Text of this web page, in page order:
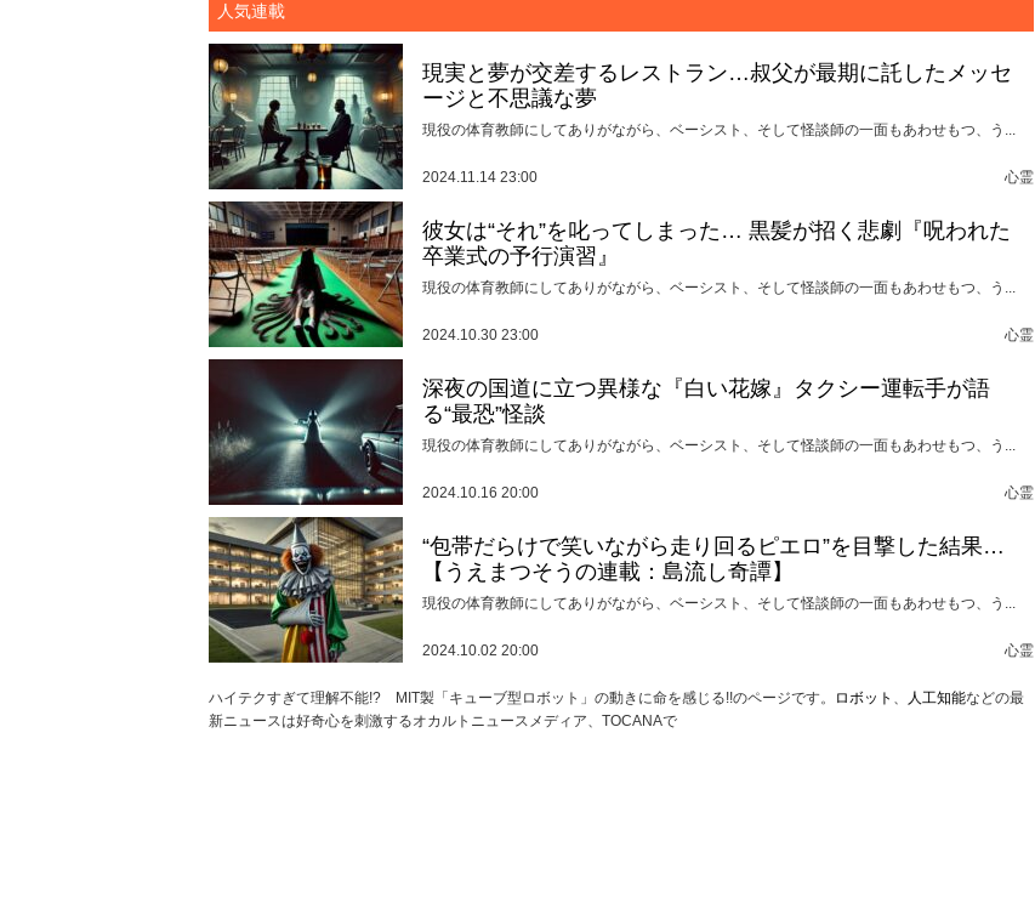
人気連載
現実と夢が交差するレストラン…叔父が最期に託したメッセ
ージと不思議な夢
現役の体育教師にしてありがながら、ベーシスト、そして怪談師の一面もあわせもつ、う...
2024.11.14 23:00 心霊
彼女は“それ”を叱ってしまった… 黒髪が招く悲劇『呪われた
卒業式の予行演習』
現役の体育教師にしてありがながら、ベーシスト、そして怪談師の一面もあわせもつ、う...
2024.10.30 23:00 心霊
深夜の国道に立つ異様な『白い花嫁』タクシー運転手が語
る“最恐”怪談
現役の体育教師にしてありがながら、ベーシスト、そして怪談師の一面もあわせもつ、う...
2024.10.16 20:00 心霊
“包帯だらけで笑いながら走り回るピエロ”を目撃した結果…
【うえまつそうの連載：島流し奇譚】
現役の体育教師にしてありがながら、ベーシスト、そして怪談師の一面もあわせもつ、う...
2024.10.02 20:00 心霊
ハイテクすぎて理解不能!? MIT製「キューブ型ロボット」の動きに命を感じる!!のページです。 ロボット 、 人工知能などの最
新ニュースは好奇心を刺激するオカルトニュースメディア、TOCANAで